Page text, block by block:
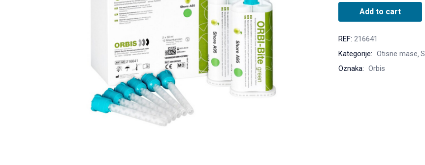
Add to cart
REF: 216641
Kategorije: Otisne mase
Oznaka: Orbis